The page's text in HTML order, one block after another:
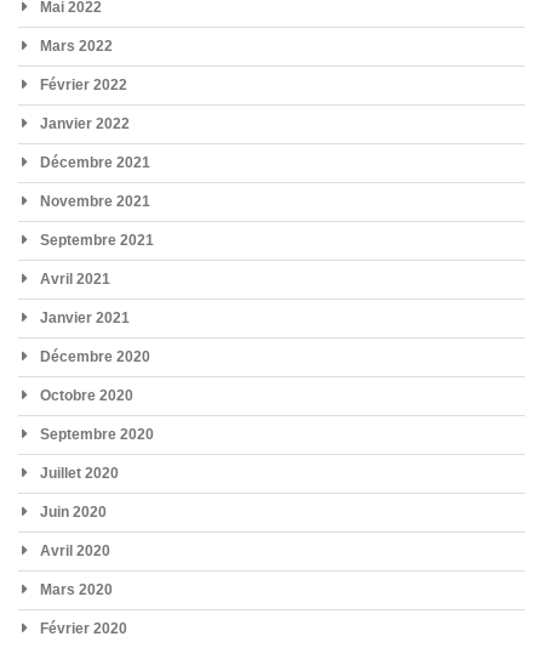
Mai 2022
Mars 2022
Février 2022
Janvier 2022
Décembre 2021
Novembre 2021
Septembre 2021
Avril 2021
Janvier 2021
Décembre 2020
Octobre 2020
Septembre 2020
Juillet 2020
Juin 2020
Avril 2020
Mars 2020
Février 2020